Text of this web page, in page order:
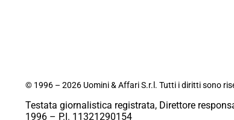
© 1996 – 2026 Uomini & Affari S.r.l. Tutti i diritti sono
Testata giornalistica registrata, Direttore
1996 – P.I. 11321290154